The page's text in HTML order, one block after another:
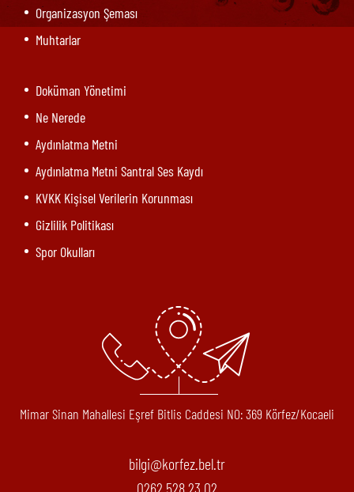
Organizasyon Şeması
Muhtarlar
Doküman Yönetimi
Ne Nerede
Aydınlatma Metni
Aydınlatma Metni Santral Ses Kaydı
KVKK Kişisel Verilerin Korunması
Gizlilik Politikası
Spor Okulları
Mimar Sinan Mahallesi Eşref Bitlis Caddesi N0: 369 Körfez/Kocaeli
bilgi@korfez.bel.tr
0262 528 23 02